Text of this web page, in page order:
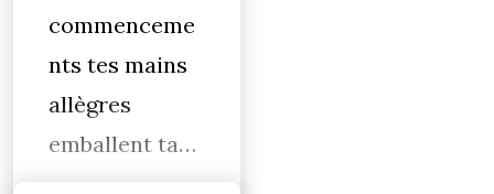
commenceme
nts tes mains
allègres
emballent ta…